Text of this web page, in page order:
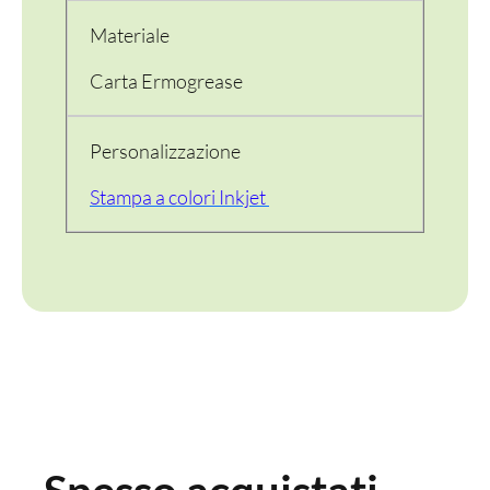
Materiale
Carta Ermogrease
Personalizzazione
Stampa a colori Inkjet